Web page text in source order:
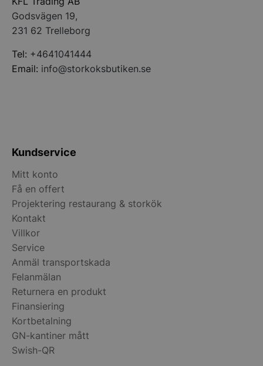
Godsvägen 19,
231 62 Trelleborg
Tel: +4641041444
Email: info@storkoksbutiken.se
Kundservice
Mitt konto
Få en offert
Projektering restaurang & storkök
Kontakt
Villkor
Service
Anmäl transportskada
Felanmälan
Returnera en produkt
Finansiering
Kortbetalning
GN-kantiner mått
Swish-QR
PHPSESSID
__lc_cid
__lc_cst